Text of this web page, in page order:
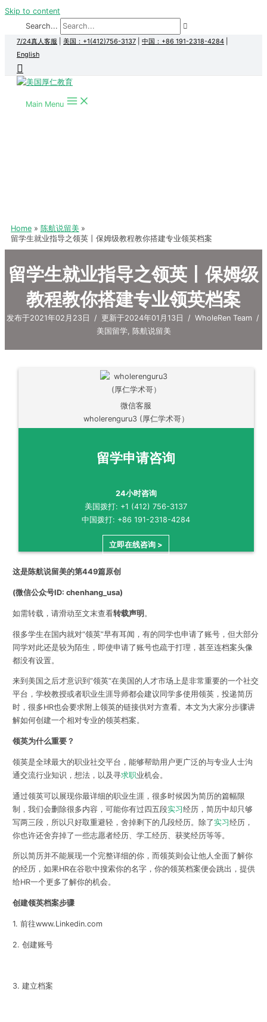
Skip to content
Search...
7/24真人客服 美国：+1(412)756-3137 中国：+86 191-2318-4284
English
Main Menu
Home
陈航说留美
留学生就业指导之领英丨保姆级教程教你搭建专业领英档案
留学生就业指导之领英丨保姆级
教程教你搭建专业领英档案
发布于2021年02月23日 / 更新于2024年01月13日 / WholeRen Team /
美国留学, 陈航说留美
微信客服
wholerenguru3 (厚仁学术哥）
留学申请咨询
24小时咨询
美国拨打: +1 (412) 756-3137
中国拨打: +86 191-2318-4284
立即在线咨询 >
这是陈航说留美的第449篇原创
(微信公众号ID: chenhang_usa)
如需转载，请滑动至文末查看转载声明 。
很多学生在国内就对“领英”早有耳闻，有的同学也申请了账号，但大部分
同学对此还是较为陌生，即使申请了账号也疏于打理，甚至连档案头像
都没有设置。
来到美国之后才意识到”领英“在美国的人才市场上是非常重要的一个社交
平台，学校教授或者职业生涯导师都会建议同学多使用领英，投递简历
时，很多HR也会要求附上领英的链接供对方查看。本文为大家分步骤讲
解如何创建一个相对专业的领英档案。
领英为什么重要？
领英是全球最大的职业社交平台，能够帮助用户更广泛的与专业人士沟
通交流行业知识，想法，以及寻求职业机会。
通过领英可以展现你最详细的职业生涯，很多时候因为简历的篇幅限
制，我们会删除很多内容，可能你有过四五段实习经历，简历中却只够
写两三段，所以只好取重避轻，舍掉剩下的几段经历。除了实习经历，
你也许还舍弃掉了一些志愿者经历、学工经历、获奖经历等等。
所以简历并不能展现一个完整详细的你，而领英则会让他人全面了解你
的经历，如果HR在谷歌中搜索你的名字，你的领英档案便会跳出，提供
给HR一个更多了解你的机会。
创建领英档案步骤
1. 前往www.Linkedin.com
2. 创建账号
3. 建立档案